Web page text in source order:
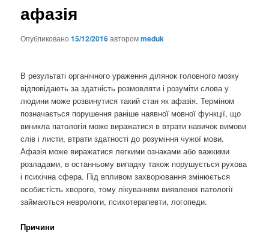
афазія
Опубликовано15/12/2016авторомmeduk
В результаті органічного ураження ділянок головного мозку
відповідають за здатність розмовляти і розуміти слова у
людини може розвинутися такий стан як афазія. Терміном
позначається порушення раніше наявної мовної функції, що
виникла патологія може виражатися в втрати навичок вимови
слів і листи, втрати здатності до розуміння чужої мови.
Афазія може виражатися легкими ознаками або важкими
розладами, в останньому випадку також порушується рухова
і психічна сфера. Під впливом захворювання змінюється
особистість хворого, тому лікуванням виявленої патології
займаються неврологи, психотерапевти, логопеди.
Причини